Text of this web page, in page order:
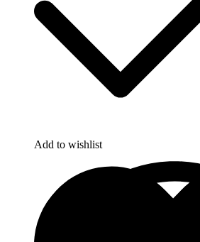
Add to wishlist